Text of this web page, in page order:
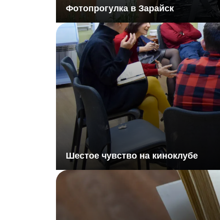
Фотопрогулка в Зарайск
Шестое чувство на киноклубе